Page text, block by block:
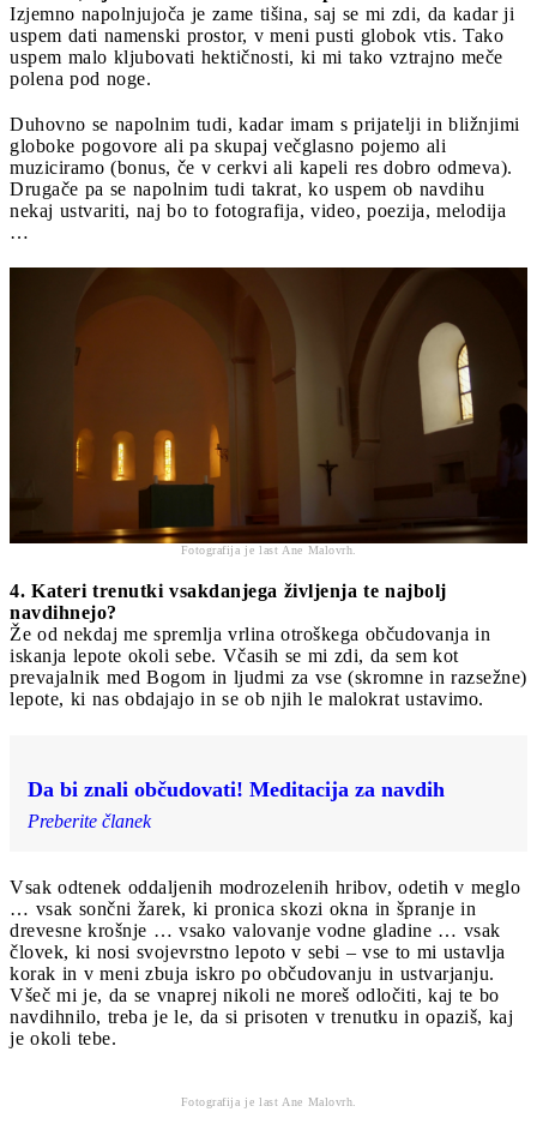
Izjemno napolnjujoča je zame tišina, saj se mi zdi, da kadar ji
uspem dati namenski prostor, v meni pusti globok vtis. Tako
uspem malo kljubovati hektičnosti, ki mi tako vztrajno meče
polena pod noge.
Duhovno se napolnim tudi, kadar imam s prijatelji in bližnjimi
globoke pogovore ali pa skupaj večglasno pojemo ali
muziciramo (bonus, če v cerkvi ali kapeli res dobro odmeva).
Drugače pa se napolnim tudi takrat, ko uspem ob navdihu
nekaj ustvariti, naj bo to fotografija, video, poezija, melodija
…
Fotografija je last Ane Malovrh.
4. Kateri trenutki vsakdanjega življenja te najbolj
navdihnejo?
Že od nekdaj me spremlja vrlina otroškega občudovanja in
iskanja lepote okoli sebe. Včasih se mi zdi, da sem kot
prevajalnik med Bogom in ljudmi za vse (skromne in razsežne)
lepote, ki nas obdajajo in se ob njih le malokrat ustavimo.
Da bi znali občudovati! Meditacija za navdih
Preberite članek
Vsak odtenek oddaljenih modrozelenih hribov, odetih v meglo
… vsak sončni žarek, ki pronica skozi okna in špranje in
drevesne krošnje … vsako valovanje vodne gladine … vsak
človek, ki nosi svojevrstno lepoto v sebi – vse to mi ustavlja
korak in v meni zbuja iskro po občudovanju in ustvarjanju.
Všeč mi je, da se vnaprej nikoli ne moreš odločiti, kaj te bo
navdihnilo, treba je le, da si prisoten v trenutku in opaziš, kaj
je okoli tebe.
Fotografija je last Ane Malovrh.